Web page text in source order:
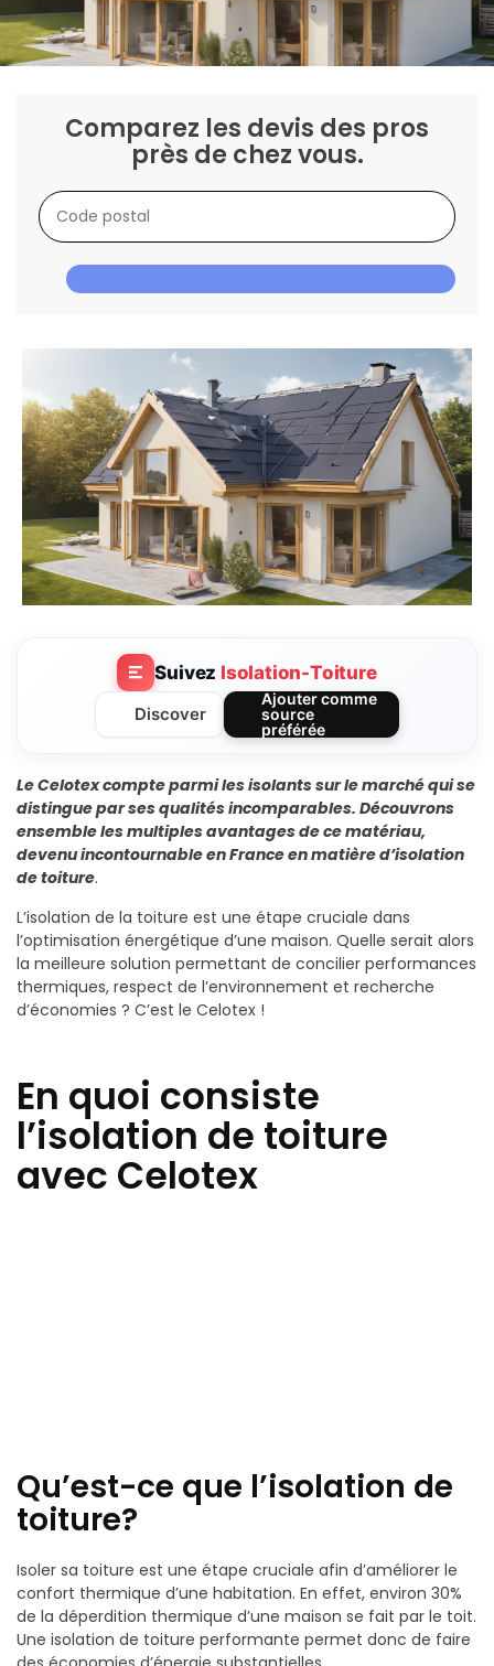
Comparez les devis des pros
près de chez vous.
Suivez Isolation-Toiture
Discover
Ajouter comme
source
préférée
Le Celotex compte parmi les isolants sur le marché qui se
distingue par ses qualités incomparables. Découvrons
ensemble les multiples avantages de ce matériau,
devenu incontournable en France en matière d’isolation
de toiture.
L’isolation de la toiture est une étape cruciale dans
l’optimisation énergétique d’une maison. Quelle serait alors
la meilleure solution permettant de concilier performances
thermiques, respect de l’environnement et recherche
d’économies ? C’est le Celotex !
En quoi consiste
l’isolation de toiture
avec Celotex
Qu’est-ce que l’isolation de
toiture?
Isoler sa toiture est une étape cruciale afin d’améliorer le
confort thermique d’une habitation. En effet, environ 30%
de la déperdition thermique d’une maison se fait par le toit.
Une isolation de toiture performante permet donc de faire